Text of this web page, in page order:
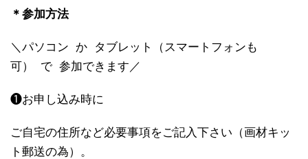
＊参加方法
＼パソコン か タブレット（ スマートフォンも
可）
で 参加できます／
❶お申し込み時に
ご自宅の住所など必要事項をご記入下さい（画材キッ
ト郵送の為）。